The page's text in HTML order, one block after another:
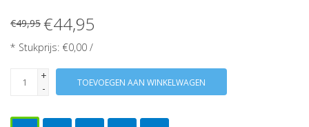
€49,95 €44,95
* Stukprijs: €0,00 /
+
-
TOEVOEGEN AAN WINKELWAGEN